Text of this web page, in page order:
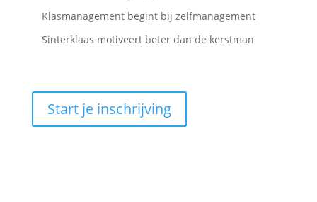
Klasmanagement begint bij zelfmanagement
Sinterklaas motiveert beter dan de kerstman
Start je inschrijving